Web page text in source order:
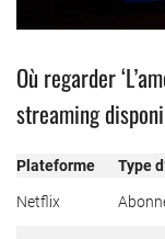
Où regarder
streaming
Plateforme Type
Netflix